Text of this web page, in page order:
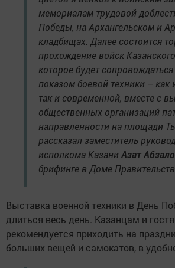
мемориалам трудовой
Победы, на Архангельском и
кладбищах. Далее состоится
прохождение войск
которое будет
показом боевой техники – как
так и современной, вместе с
общественных организаций
направленности на площади
рассказал заместитель
исполкома КазаниАзат
брифинге в Доме
Выставка военной техники в День
длиться весь день. Казанцам и
рекомендуется приходить на
больших вещей и самокатов, в